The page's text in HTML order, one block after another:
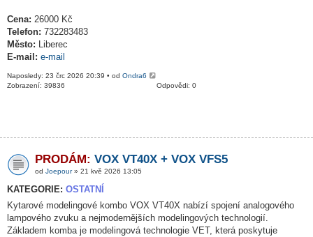
Cena: 26000 Kč
Telefon: 732283483
Město: Liberec
E-mail: e-mail
Naposledy: 23 črc 2026 20:39 • od Ondra6
Odpovědi: 0
Zobrazení: 39836
PRODÁM: VOX VT40X + VOX VFS5
od Joepour» 21 kvě 2026 13:05
KATEGORIE: OSTATNÍ
Kytarové modelingové kombo VOX VT40X nabízí spojení analogového
lampového zvuku a nejmodernějších modelingových technologií.
Základem komba je modelingová technologie VET, která poskytuje